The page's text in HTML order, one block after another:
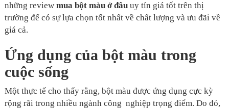
những review mua bột màu ở đâu uy tín giá tốt trên thị
trường để có sự lựa chọn tốt nhất về chất lượng và ưu đãi về
giá cả.
Ứng dụng của bột màu trong
cuộc sống
Một thực tế cho thấy rằng, bột màu được ứng dụng cực kỳ
rộng rãi trong nhiều ngành công nghiệp trọng điểm. Do đó,